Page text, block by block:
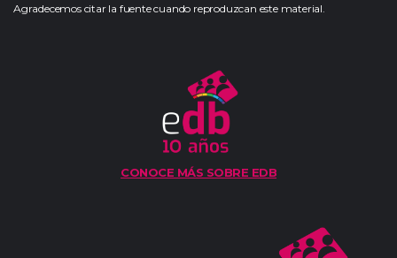
Agradecemos citar la fuente cuando reproduzcan este material.
CONOCE MÁS SOBRE EDB